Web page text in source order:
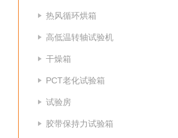
热风循环烘箱
高低温转轴试验机
干燥箱
PCT老化试验箱
试验房
胶带保持力试验箱